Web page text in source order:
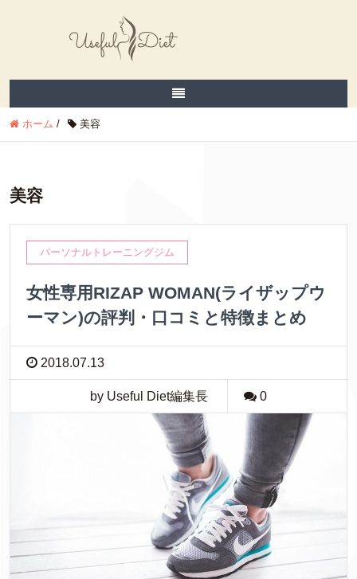
ホーム / 美容
美容
パーソナルトレーニングジム
女性専用RIZAP WOMAN(ライザップウ
ーマン)の評判・口コミと特徴まとめ
2018.07.13
by Useful Diet編集長 0